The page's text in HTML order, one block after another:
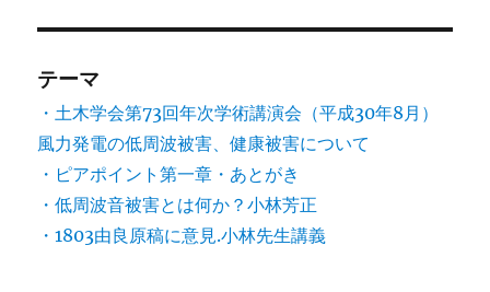
テーマ
・土木学会第73回年次学術講演会（平成30年8月）
風力発電の低周波被害、健康被害について
・ピアポイント第一章・あとがき
・低周波音被害とは何か？小林芳正
・1803由良原稿に意見.小林先生講義